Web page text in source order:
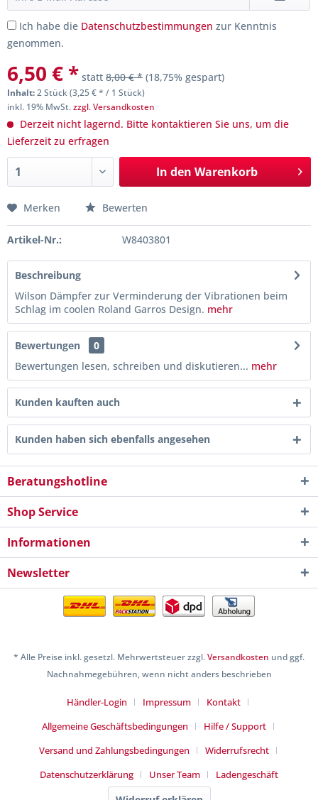
Ich habe die Datenschutzbestimmungen zur Kenntnis
genommen.
6,50 € * statt 8,00 € * (18,75% gespart)
Inhalt:2 Stück (3,25 € * / 1 Stück)
inkl. 19% MwSt.zzgl. Versandkosten
Derzeit nicht lagernd. Bitte kontaktieren Sie uns, um die
Lieferzeit zu erfragen
In den Warenkorb
Merken Bewerten
Artikel-Nr.: W8403801
Beschreibung
Wilson Dämpfer zur Verminderung der Vibrationen beim
Schlag im coolen Roland Garros Design. mehr
Bewertungen
0
Bewertungen lesen, schreiben und diskutieren... mehr
Kunden kauften auch
Kunden haben sich ebenfalls angesehen
Beratungshotline
Shop Service
Informationen
Newsletter
* Alle Preise inkl. gesetzl. Mehrwertsteuer zzgl.Versandkosten und ggf.
Nachnahmegebühren, wenn nicht anders beschrieben
Händler-Login Impressum
Kontakt
Allgemeine Geschäftsbedingungen
Hilfe / Support
Versand und Zahlungsbedingungen
Widerrufsrecht
Datenschutzerklärung
Unser Team Ladengeschäft